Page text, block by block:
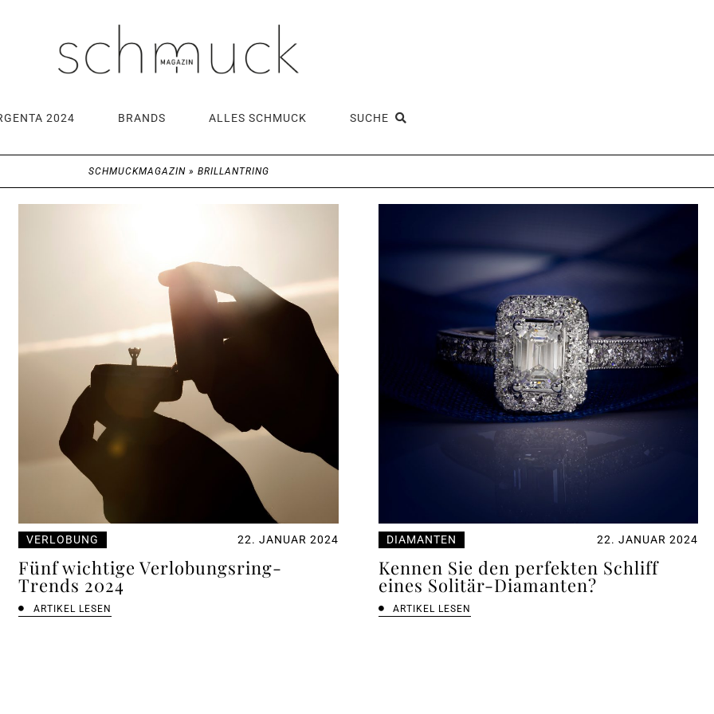
2024 BRANDS ALLES SCHMUCK SUCHE
SCHMUCKMAGAZIN» BRILLANTRING
VERLOBUNG 22. JANUAR 2024
Fünf wichtige Verlobungsring-
Trends 2024
ARTIKEL LESEN
DIAMANTEN 22. JANUAR 2024
Kennen Sie den perfekten Schliff
eines Solitär-Diamanten?
ARTIKEL LESEN